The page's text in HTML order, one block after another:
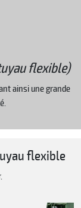
flexible)
ainsi une grande
flexible